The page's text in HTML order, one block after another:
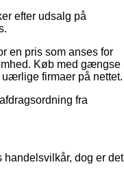
efter udsalg på
en pris som anses for
Køb med gængse
firmaer på nettet.
fra
handelsvilkår, dog er det